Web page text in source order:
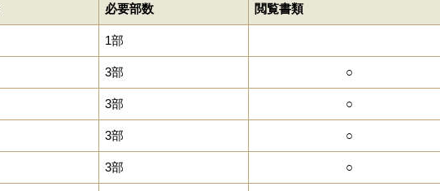
必要部数 閲覧書類
1部
3部 ○
3部 ○
3部 ○
3部 ○